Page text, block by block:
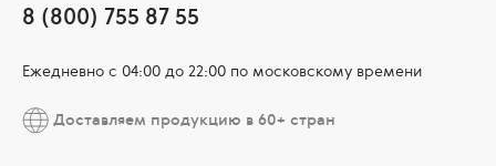
8 (800) 755 87 55
Ежедневно c 04:00 до 22:00 по московскому времени
Доставляем продукцию в 60+ стран